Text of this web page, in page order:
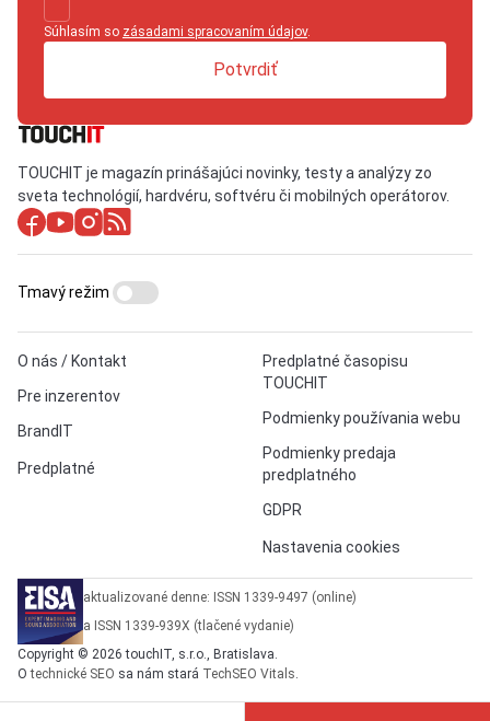
Súhlasím so zásadami spracovaním údajov.
Potvrdiť
TOUCHIT je magazín prinášajúci novinky, testy a analýzy zo
sveta technológií, hardvéru, softvéru či mobilných operátorov.
O nás / Kontakt
Pre inzerentov
BrandIT
Predplatné
Predplatné časopisu
TOUCHIT
Podmienky používania webu
Podmienky predaja
predplatného
GDPR
Nastavenia cookies
Tmavý režim
aktualizované denne: ISSN 1339-9497 (online)
a ISSN 1339-939X (tlačené vydanie)
Copyright © 2026 touchIT, s.r.o., Bratislava.
Otechnické SEO sa nám stará TechSEO Vitals